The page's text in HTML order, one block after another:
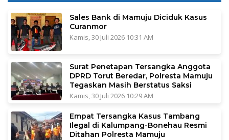
Sales Bank di Mamuju Diciduk Kasus
Curanmor
Kamis, 30 Juli 2026 10:31 AM
Surat Penetapan Tersangka Anggota
DPRD Torut Beredar, Polresta Mamuju
Tegaskan Masih Berstatus Saksi
Kamis, 30 Juli 2026 10:29 AM
Empat Tersangka Kasus Tambang
Ilegal di Kalumpang-Bonehau Resmi
Ditahan Polresta Mamuju